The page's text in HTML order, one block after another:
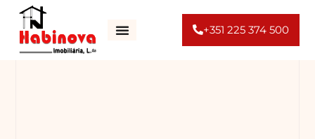
+351 225 374 500